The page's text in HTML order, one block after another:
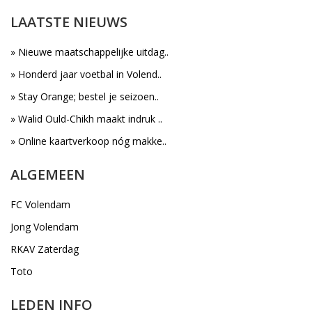
LAATSTE NIEUWS
» Nieuwe maatschappelijke uitdag..
» Honderd jaar voetbal in Volend..
» Stay Orange; bestel je seizoen..
» Walid Ould-Chikh maakt indruk ..
» Online kaartverkoop nóg makke..
ALGEMEEN
FC Volendam
Jong Volendam
RKAV Zaterdag
Toto
LEDEN INFO